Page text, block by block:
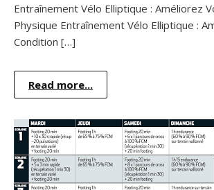
Entraînement Vélo Elliptique : Améliorez
Physique Entraînement Vélo Elliptique :
Condition […]
Read more...